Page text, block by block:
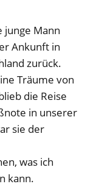
junge Mann
Ankunft in
zurück.
Träume von
die Reise
in unserer
sie der
was ich
kann.